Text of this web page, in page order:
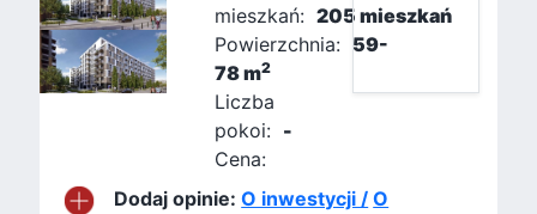
mieszkań: 205 mieszkań
Powierzchnia: 59-
78 m2
Liczba
pokoi: -
Cena:
Dodaj opinie:O inwestycji / O